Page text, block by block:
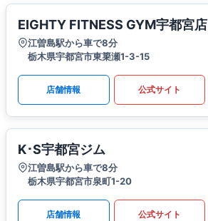
EIGHTY FITNESS GYM宇都宮店
江曽島駅から車で8分
栃木県宇都宮市東簗瀬1-3-15
店舗情報 公式サイト
K･S宇都宮ジム
江曽島駅から車で8分
栃木県宇都宮市泉町1-20
店舗情報 公式サイト